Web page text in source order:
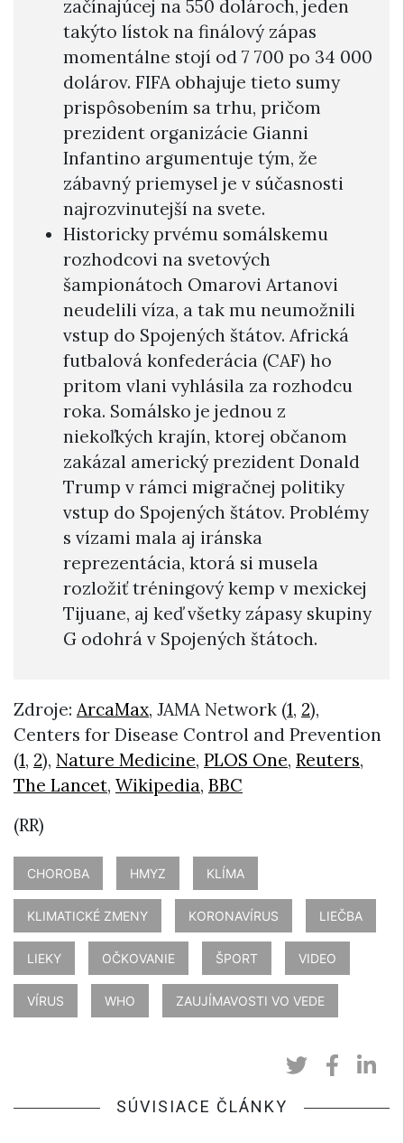
začínajúcej na 550 dolároch, jeden
takýto lístok na finálový zápas
momentálne stojí od 7 700 po 34 000
dolárov. FIFA obhajuje tieto sumy
prispôsobením sa trhu, pričom
prezident organizácie Gianni
Infantino argumentuje tým, že
zábavný priemysel je v súčasnosti
najrozvinutejší na svete.
Historicky prvému somálskemu
rozhodcovi na svetových
šampionátoch Omarovi Artanovi
neudelili víza, a tak mu neumožnili
vstup do Spojených štátov. Africká
futbalová konfederácia (CAF) ho
pritom vlani vyhlásila za rozhodcu
roka. Somálsko je jednou z
niekoľkých krajín, ktorej občanom
zakázal americký prezident Donald
Trump v rámci migračnej politiky
vstup do Spojených štátov. Problémy
s vízami mala aj iránska
reprezentácia, ktorá si musela
rozložiť tréningový kemp v mexickej
Tijuane, aj keď všetky zápasy skupiny
G odohrá v Spojených štátoch.
Zdroje: ArcaMax, JAMA Network (1, 2),
Centers for Disease Control and Prevention
(1, 2), Nature Medicine, PLOS One, Reuters,
The Lancet, Wikipedia, BBC
(RR)
CHOROBA HMYZ KLÍMA
KLIMATICKÉ ZMENY KORONAVÍRUS LIEČBA
LIEKY OČKOVANIE ŠPORT VIDEO
VÍRUS WHO ZAUJÍMAVOSTI VO VEDE
SÚVISIACE ČLÁNKY